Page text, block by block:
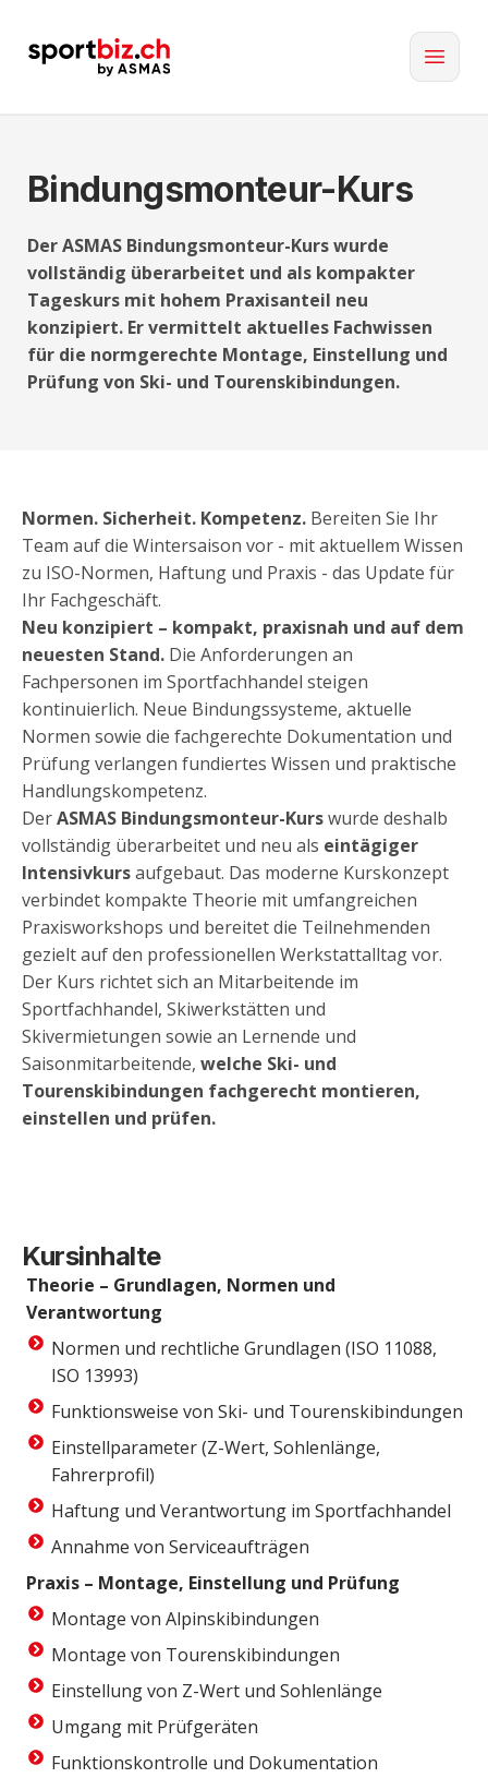
Bindungsmonteur-Kurs
Der ASMAS Bindungsmonteur-Kurs wurde
vollständig überarbeitet und als kompakter
Tageskurs mit hohem Praxisanteil neu
konzipiert. Er vermittelt aktuelles Fachwissen
für die normgerechte Montage, Einstellung und
Prüfung von Ski- und Tourenskibindungen.
Normen. Sicherheit. Kompetenz. Bereiten Sie Ihr
Team auf die Wintersaison vor - mit aktuellem Wissen
zu ISO-Normen, Haftung und Praxis - das Update für
Ihr Fachgeschäft.
Neu konzipiert – kompakt, praxisnah und auf dem
neuesten Stand. Die Anforderungen an
Fachpersonen im Sportfachhandel steigen
kontinuierlich. Neue Bindungssysteme, aktuelle
Normen sowie die fachgerechte Dokumentation und
Prüfung verlangen fundiertes Wissen und praktische
Handlungskompetenz.
DerASMAS Bindungsmonteur-Kurswurde deshalb
vollständig überarbeitet und neu als eintägiger
Intensivkursaufgebaut. Das moderne Kurskonzept
verbindet kompakte Theorie mit umfangreichen
Praxisworkshops und bereitet die Teilnehmenden
gezielt auf den professionellen Werkstattalltag vor.
Der Kurs richtet sich an Mitarbeitende im
Sportfachhandel, Skiwerkstätten und
Skivermietungen sowie an Lernende und
Saisonmitarbeitende, welche Ski- und
Tourenskibindungen fachgerecht montieren,
einstellen und prüfen.
Kursinhalte
Theorie – Grundlagen, Normen und
Verantwortung
Normen und rechtliche Grundlagen (ISO 11088,
ISO 13993)
Funktionsweise von Ski- und Tourenskibindungen
Einstellparameter (Z-Wert, Sohlenlänge,
Fahrerprofil)
Haftung und Verantwortung im Sportfachhandel
Annahme von Serviceaufträgen
Praxis – Montage, Einstellung und Prüfung
Montage von Alpinskibindungen
Montage von Tourenskibindungen
Einstellung von Z-Wert und Sohlenlänge
Umgang mit Prüfgeräten
Funktionskontrolle und Dokumentation